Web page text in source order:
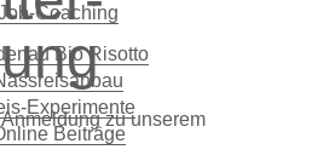
Coaching
Bio Risotto
Experimente
Beiträge
zu unserem